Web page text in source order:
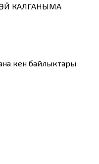
КАЛГАНЫМА
кен байлыктары